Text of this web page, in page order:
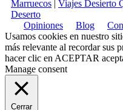
Marruecos | Viajes Desierto
Deserto
Opiniones
Blog
Usamos cookies en nuestro
más relevante al recordar sus
hacer clic en ACEPTAR
Manage consent
Cerrar